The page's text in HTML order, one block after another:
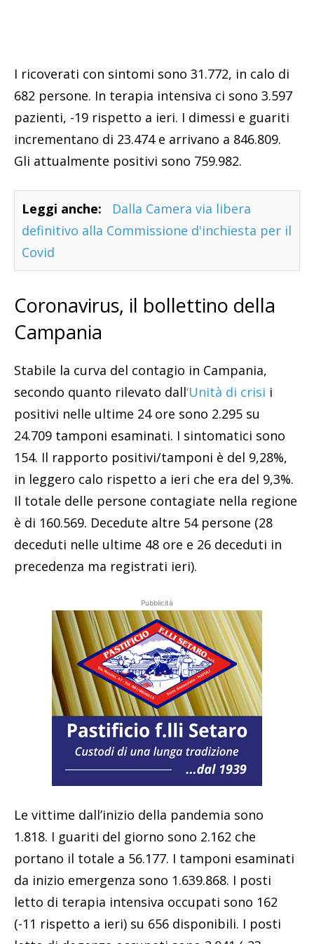
I ricoverati con sintomi sono 31.772, in calo di
682 persone. In terapia intensiva ci sono 3.597
pazienti, -19 rispetto a ieri. I dimessi e guariti
incrementano di 23.474 e arrivano a 846.809.
Gli attualmente positivi sono 759.982.
Leggi anche:
Dalla Camera via libera
definitivo alla Commissione d'inchiesta per il
Covid
Coronavirus, il bollettino della
Campania
Stabile la curva del contagio in Campania,
secondo quanto rilevato dall‘Unità di crisi i
positivi nelle ultime 24 ore sono 2.295 su
24.709 tamponi esaminati. I sintomatici sono
154. Il rapporto positivi/tamponi è del 9,28%,
in leggero calo rispetto a ieri che era del 9,3%.
Il totale delle persone contagiate nella regione
è di 160.569. Decedute altre 54 persone (28
deceduti nelle ultime 48 ore e 26 deceduti in
precedenza ma registrati ieri).
Pubblicità
Le vittime dall’inizio della pandemia sono
1.818. I guariti del giorno sono 2.162 che
portano il totale a 56.177. I tamponi esaminati
da inizio emergenza sono 1.639.868. I posti
letto di terapia intensiva occupati sono 162
(-11 rispetto a ieri) su 656 disponibili. I posti